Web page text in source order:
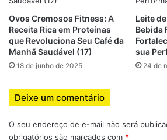
da pressão arterial;
Vitamina C e B6: auxiliam no
e na imunidade;
Amido resistente (quando
saúde intestinal e a saciedade.
Apesar de sua má fama em algumas
quem treina intensamente.
Ovos Cremosos Fitness: A
Receita Rica em Proteínas
que Revoluciona Seu Café da
Manhã Saudável (17)
18 de junho de 2025
Leite
Bebida
sua
24 de
Deixe um comentário
O seu endereço de e-mail não será
obrigatórios são marcados com *